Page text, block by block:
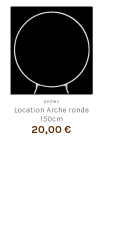
Arches
Location Arche ronde
150cm
20,00 €